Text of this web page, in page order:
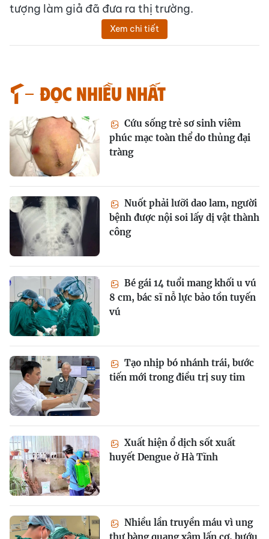
tượng làm giả đã đưa ra thị trường.
Xem chi tiết
Đọc nhiều nhất
Cứu sống trẻ sơ sinh viêm
phúc mạc toàn thể do thủng đại
tràng
Nuốt phải lưỡi dao lam, người
bệnh được nội soi lấy dị vật thành
công
Bé gái 14 tuổi mang khối u vú
8 cm, bác sĩ nỗ lực bảo tồn tuyến
vú
Tạo nhịp bó nhánh trái, bước
tiến mới trong điều trị suy tim
Xuất hiện ổ dịch sốt xuất
huyết Dengue ở Hà Tĩnh
Nhiều lần truyền máu vì ung